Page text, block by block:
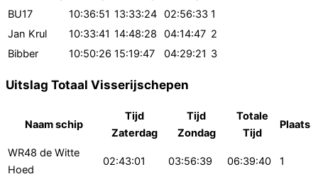
BU17
10:36:51 13:33:24 02:56:33 1
Jan Krul
10:33:41 14:48:28 04:14:47 2
Bibber
10:50:26 15:19:47 04:29:21 3
Uitslag Totaal Visserijschepen
Naam schip
Tijd
Zaterdag
Tijd
Zondag
Totale
Tijd
Plaats
WR48 de Witte
Hoed
02:43:01 03:56:39 06:39:40 1